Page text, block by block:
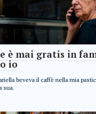
è mai gratis in
io
beveva il caffè nella mia
sua.